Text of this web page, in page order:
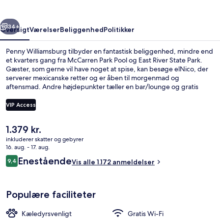
Næste
34+
OversigtVærelserBeliggenhedPolitikker
Penny Williamsburg tilbyder en fantastisk beliggenhed, mindre end
et kvarters gang fra McCarren Park Pool og East River State Park.
Gæster, som gerne vil have noget at spise, kan besøge elNico, der
serverer mexicanske retter og er åben til morgenmad og
aftensmad. Andre højdepunkter tæller en bar/lounge og gratis
hjælpsomme personale. Offentlig transport ligger kun en kort gåtur
væk: Metropolitan Av. Subwaystation ligger 3 minutter væk og
derfra.
VIP Access
Den
nuværende
pris
er
1.379 kr.
1.379 kr.
inkluderer skatter og gebyrer
16. aug. - 17. aug.
Anmeldelser
9,49,4 ud af 10.
EneståendeVis alle 1.172 anmeldelser
Populære faciliteter
Kæledyrsvenligt
Gratis Wi-Fi